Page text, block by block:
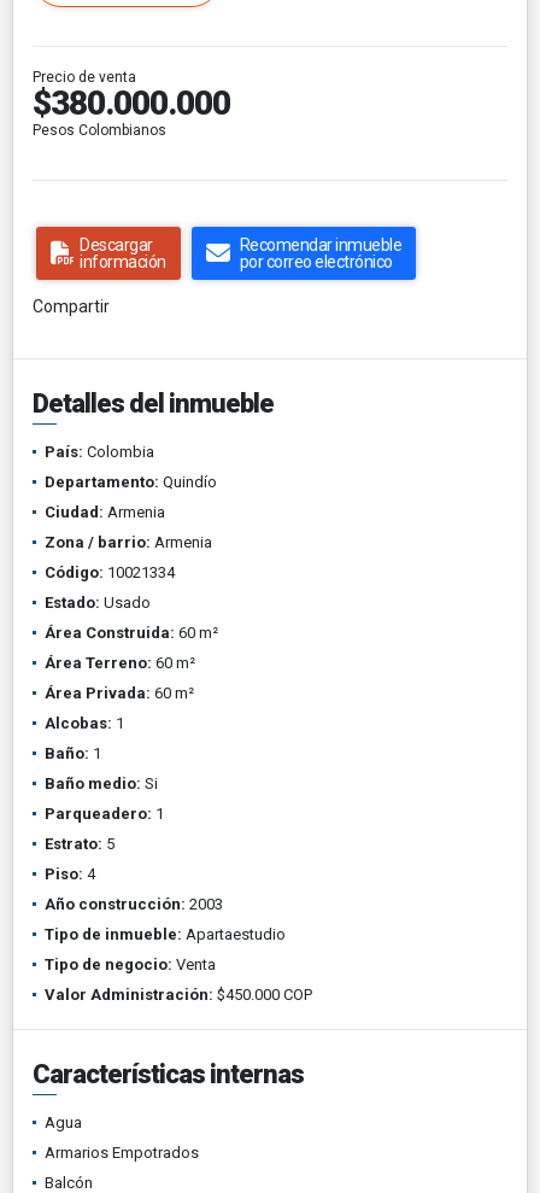
Precio de venta
$380.000.000
Pesos Colombianos
Descargar
información
Recomendar inmueble
por correo electrónico
Compartir
Detalles del inmueble
País: Colombia
Departamento: Quindío
Ciudad: Armenia
Zona / barrio: Armenia
Código: 10021334
Estado: Usado
Área Construida: 60 m²
Área Terreno: 60 m²
Área Privada: 60 m²
Alcobas: 1
Baño: 1
Baño medio: Si
Parqueadero: 1
Estrato: 5
Piso: 4
Año construcción: 2003
Tipo de inmueble: Apartaestudio
Tipo de negocio: Venta
Valor Administración: $450.000 COP
Características internas
Agua
Armarios Empotrados
Balcón